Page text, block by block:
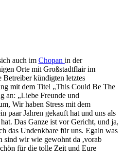
auch im Chopan in der
Orte mit Großstadtflair im
Betreiber kündigten letztes
mit dem Titel „This Could Be The
an: „Liebe Freunde und
Wir haben Stress mit dem
paar Jahren gekauft hat und uns als
Das Ganze ist vor Gericht, und ja,
das Undenkbare für uns. Egaln was
sind wir wie gewohnt da ,vorab
für die tolle Zeit und Eure